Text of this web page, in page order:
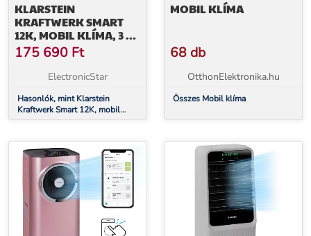
KLARSTEIN
KRAFTWERK SMART
12K, MOBIL KLÍMA, 3 AZ
1-BEN, 12 000 BTU,
IRÁNYÍTÁS
ALKALMAZÁS ÁLTAL,
175 690 Ft
ElectronicStar
Hasonlók, mint Klarstein
Kraftwerk Smart 12K, mobil
klíma, 3 az 1-ben, 12 000 BTU,
MOBIL KLÍMA
68 db
OtthonElektronika.hu
Összes Mobil klíma